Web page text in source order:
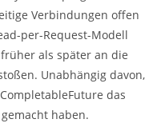
Verbindungen offen
per-Request-Modell
als später an die
Unabhängig davon,
das
haben.